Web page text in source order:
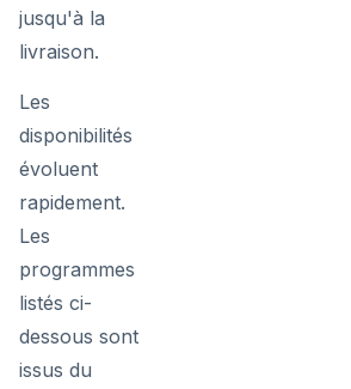
jusqu'à la
livraison.
Les
disponibilités
évoluent
rapidement.
Les
programmes
listés ci-
dessous sont
issus du